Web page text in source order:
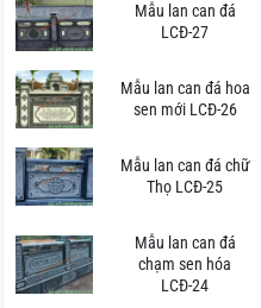
Mẫu lan can đá
LCĐ-27
Mẫu lan can đá hoa
sen mới LCĐ-26
Mẫu lan can đá chữ
Thọ LCĐ-25
Mẫu lan can đá
chạm sen hóa
LCĐ-24